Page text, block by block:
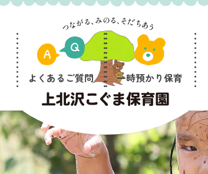
よくあるご質問 一時預かり保育